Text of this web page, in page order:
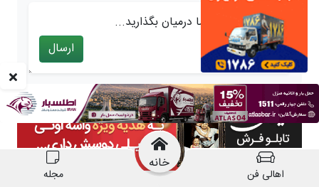
مجله
خانه
اهالی فن